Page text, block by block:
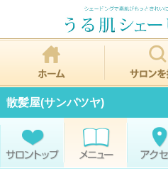
散髪屋(サンパツヤ)